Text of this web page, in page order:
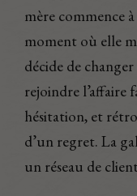
mère commence
moment où elle
décide de
rejoindre l’affaire
hésitation, et
d’un regret. La
un réseau de